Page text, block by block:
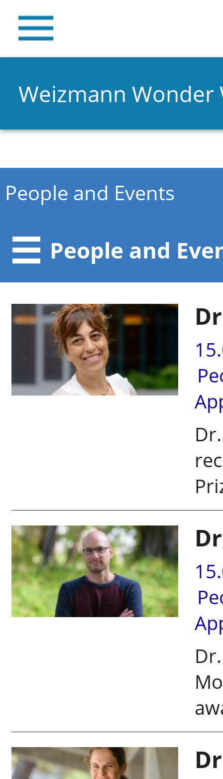
Weizmann Wonder
You are here
People and Events
People and